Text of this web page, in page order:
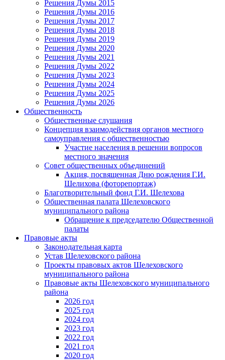
Решения Думы 2015
Решения Думы 2016
Решения Думы 2017
Решения Думы 2018
Решения Думы 2019
Решения Думы 2020
Решения Думы 2021
Решения Думы 2022
Решения Думы 2023
Решения Думы 2024
Решения Думы 2025
Решения Думы 2026
Общественность
Общественные слушания
Концепция взаимодействия органов местного
самоуправления с общественностью
Участие населения в решении вопросов
местного значения
Совет общественных объединений
Акция, посвященная Дню рождения Г.И.
Шелихова (фоторепортаж)
Благотворительный фонд Г.И. Шелехова
Общественная палата Шелеховского
муниципального района
Обращение к председателю Общественной
палаты
Правовые акты
Законодательная карта
Устав Шелеховского района
Проекты правовых актов Шелеховского
муниципального района
Правовые акты Шелеховского муниципального
района
2026 год
2025 год
2024 год
2023 год
2022 год
2021 год
2020 год